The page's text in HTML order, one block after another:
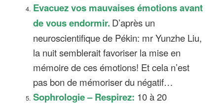
Evacuez vos mauvaises émotions avant
de vous endormir. D’après un
neuroscientifique de Pékin: mr Yunzhe Liu,
la nuit semblerait favoriser la mise en
mémoire de ces émotions! Et cela n’est
pas bon de mémoriser du négatif…
Sophrologie – Respirez: 10 à 20